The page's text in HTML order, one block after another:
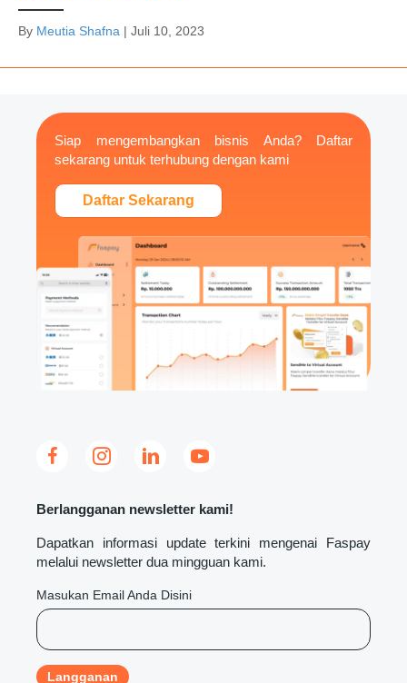
By Meutia Shafna | Juli 10, 2023
Siap mengembangkan bisnis Anda? Daftar
sekarang untuk terhubung dengan kami
Daftar Sekarang
Berlangganan newsletter kami!
Dapatkan informasi update terkini mengenai Faspay
melalui newsletter dua mingguan kami.
Masukan Email Anda Disini